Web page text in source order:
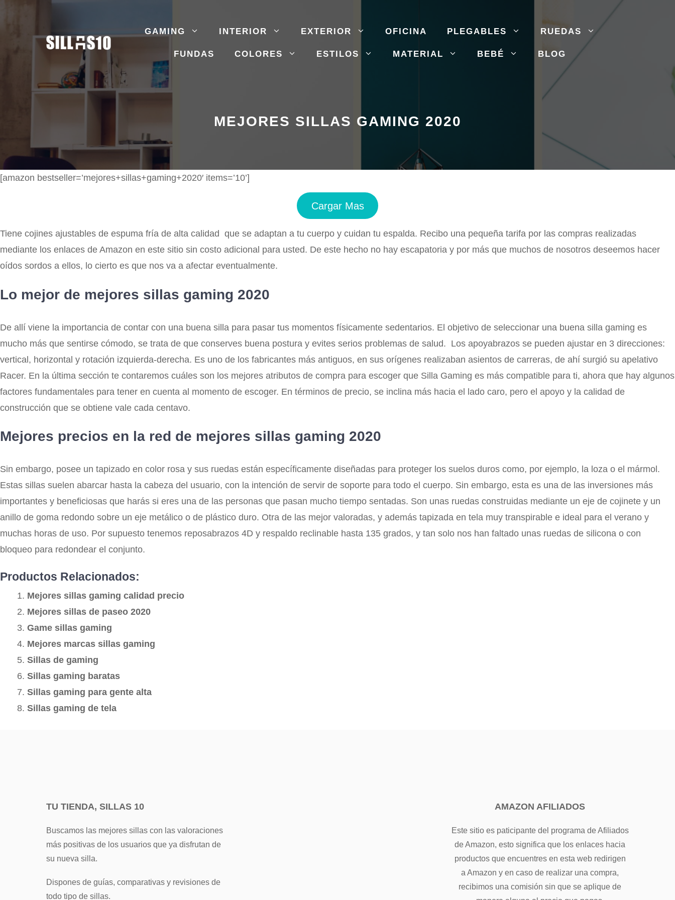
contenido
GAMING INTERIOR EXTERIOR OFICINA PLEGABLES RUEDAS
FUNDAS COLORES ESTILOS MATERIAL BEBÉ BLOG
MEJORES SILLAS GAMING 2020
[amazon bestseller=’mejores+sillas+gaming+2020′ items=’10’]
Cargar Mas
Tiene cojines ajustables de espuma fría de alta calidad que se adaptan a tu cuerpo y cuidan tu espalda. Recibo una pequeña tarifa por las compras realizadas
mediante los enlaces de Amazon en este sitio sin costo adicional para usted. De este hecho no hay escapatoria y por más que muchos de nosotros deseemos hacer
oídos sordos a ellos, lo cierto es que nos va a afectar eventualmente.
Lo mejor de mejores sillas gaming 2020
De allí viene la importancia de contar con una buena silla para pasar tus momentos físicamente sedentarios. El objetivo de seleccionar una buena silla gaming es
mucho más que sentirse cómodo, se trata de que conserves buena postura y evites serios problemas de salud. Los apoyabrazos se pueden ajustar en 3 direcciones:
vertical, horizontal y rotación izquierda-derecha. Es uno de los fabricantes más antiguos, en sus orígenes realizaban asientos de carreras, de ahí surgió su apelativo
Racer. En la última sección te contaremos cuáles son los mejores atributos de compra para escoger que Silla Gaming es más compatible para ti, ahora que hay algunos
factores fundamentales para tener en cuenta al momento de escoger. En términos de precio, se inclina más hacia el lado caro, pero el apoyo y la calidad de
construcción que se obtiene vale cada centavo.
Mejores precios en la red de mejores sillas gaming 2020
Sin embargo, posee un tapizado en color rosa y sus ruedas están específicamente diseñadas para proteger los suelos duros como, por ejemplo, la loza o el mármol.
Estas sillas suelen abarcar hasta la cabeza del usuario, con la intención de servir de soporte para todo el cuerpo. Sin embargo, esta es una de las inversiones más
importantes y beneficiosas que harás si eres una de las personas que pasan mucho tiempo sentadas. Son unas ruedas construidas mediante un eje de cojinete y un
anillo de goma redondo sobre un eje metálico o de plástico duro. Otra de las mejor valoradas, y además tapizada en tela muy transpirable e ideal para el verano y
muchas horas de uso. Por supuesto tenemos reposabrazos 4D y respaldo reclinable hasta 135 grados, y tan solo nos han faltado unas ruedas de silicona o con
bloqueo para redondear el conjunto.
Productos Relacionados:
Mejores sillas gaming calidad precio
Mejores sillas de paseo 2020
Game sillas gaming
Mejores marcas sillas gaming
Sillas de gaming
Sillas gaming baratas
Sillas gaming para gente alta
Sillas gaming de tela
TU TIENDA, SILLAS 10
Buscamos las mejores sillas con las valoraciones
más positivas de los usuarios que ya disfrutan de
su nueva silla.
Dispones de guías, comparativas y revisiones de
todo tipo de sillas.
AMAZON AFILIADOS
Este sitio es paticipante del programa de Afiliados
de Amazon, esto significa que los enlaces hacia
productos que encuentres en esta web redirigen
a Amazon y en caso de realizar una compra,
recibimos una comisión sin que se aplique de